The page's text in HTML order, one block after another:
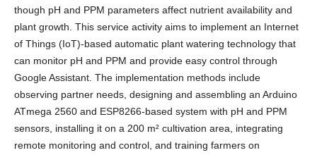
though pH and PPM parameters affect nutrient availability and
plant growth. This service activity aims to implement an Internet
of Things (IoT)-based automatic plant watering technology that
can monitor pH and PPM and provide easy control through
Google Assistant. The implementation methods include
observing partner needs, designing and assembling an Arduino
ATmega 2560 and ESP8266-based system with pH and PPM
sensors, installing it on a 200 m² cultivation area, integrating
remote monitoring and control, and training farmers on